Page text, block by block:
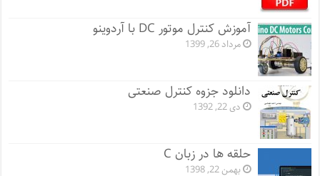
آموزش کنترل موتور DC با آردوینو
مرداد 26, 1399
دانلود جزوه کنترل صنعتی
دی 22, 1392
حلقه ها در زبان C
بهمن 22, 1398